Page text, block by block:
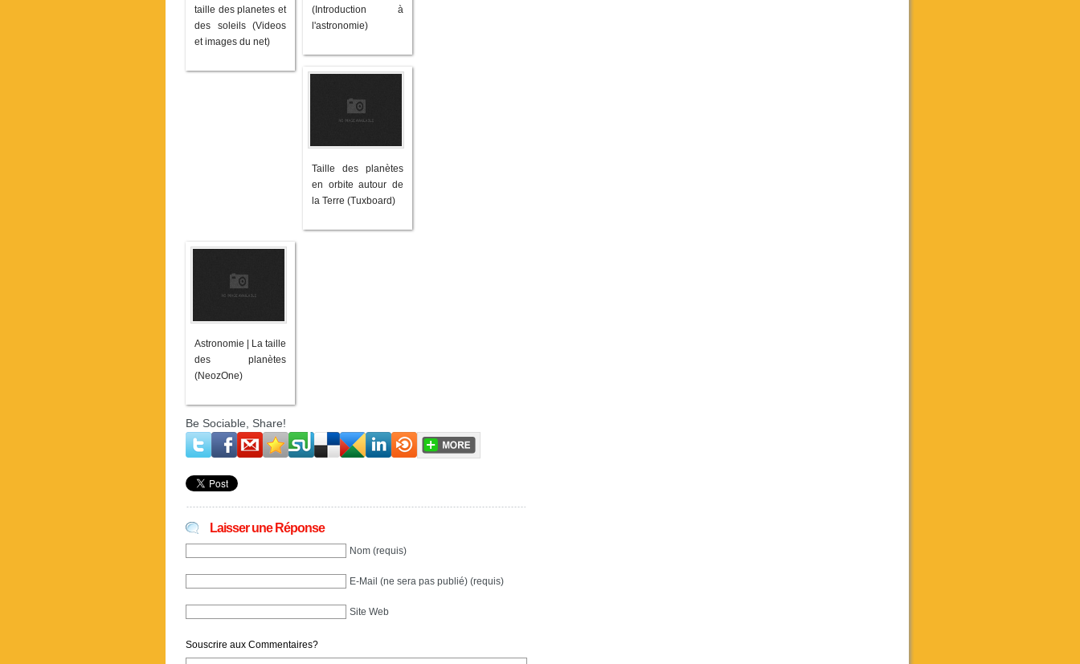
taille des planetes et
des soleils (Videos
et images du net)
(Introduction à
l'astronomie)
Taille des planètes
en orbite autour de
la Terre (Tuxboard)
Astronomie | La taille
des planètes
(NeozOne)
Be Sociable, Share!
Laisser une Réponse
Nom (requis)
E-Mail (ne sera pas publié) (requis)
Site Web
Souscrire aux Commentaires?